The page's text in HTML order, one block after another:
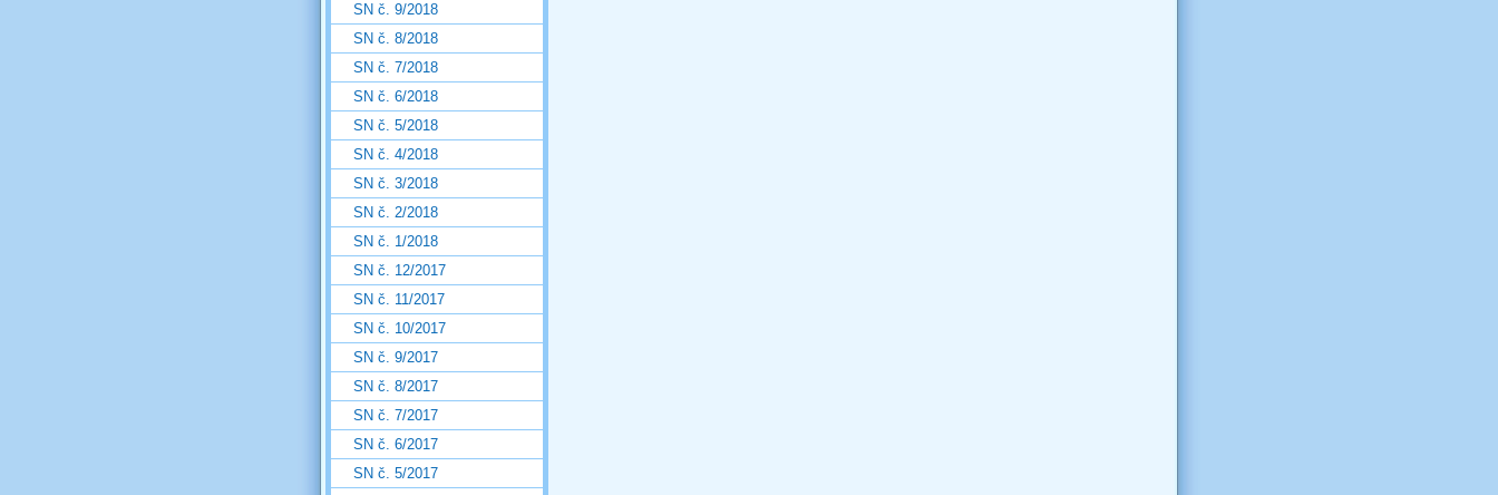
SN č. 9/2018
SN č. 8/2018
SN č. 7/2018
SN č. 6/2018
SN č. 5/2018
SN č. 4/2018
SN č. 3/2018
SN č. 2/2018
SN č. 1/2018
SN č. 12/2017
SN č. 11/2017
SN č. 10/2017
SN č. 9/2017
SN č. 8/2017
SN č. 7/2017
SN č. 6/2017
SN č. 5/2017